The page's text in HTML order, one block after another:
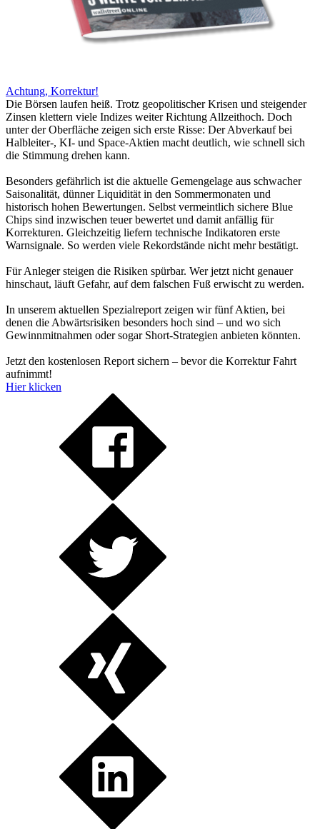
Achtung, Korrektur!
Die Börsen laufen heiß. Trotz geopolitischer Krisen und steigender
Zinsen klettern viele Indizes weiter Richtung Allzeithoch. Doch
unter der Oberfläche zeigen sich erste Risse: Der Abverkauf bei
Halbleiter-, KI- und Space-Aktien macht deutlich, wie schnell sich
die Stimmung drehen kann.
Besonders gefährlich ist die aktuelle Gemengelage aus schwacher
Saisonalität, dünner Liquidität in den Sommermonaten und
historisch hohen Bewertungen. Selbst vermeintlich sichere Blue
Chips sind inzwischen teuer bewertet und damit anfällig für
Korrekturen. Gleichzeitig liefern technische Indikatoren erste
Warnsignale. So werden viele Rekordstände nicht mehr bestätigt.
Für Anleger steigen die Risiken spürbar. Wer jetzt nicht genauer
hinschaut, läuft Gefahr, auf dem falschen Fuß erwischt zu werden.
In unserem aktuellen Spezialreport zeigen wir fünf Aktien, bei
denen die Abwärtsrisiken besonders hoch sind – und wo sich
Gewinnmitnahmen oder sogar Short-Strategien anbieten könnten.
Jetzt den kostenlosen Report sichern – bevor die Korrektur Fahrt
aufnimmt!
Hier klicken